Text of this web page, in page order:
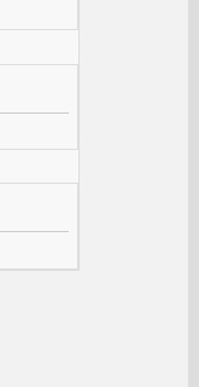
: